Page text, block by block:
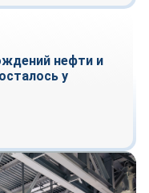
нефти и
у